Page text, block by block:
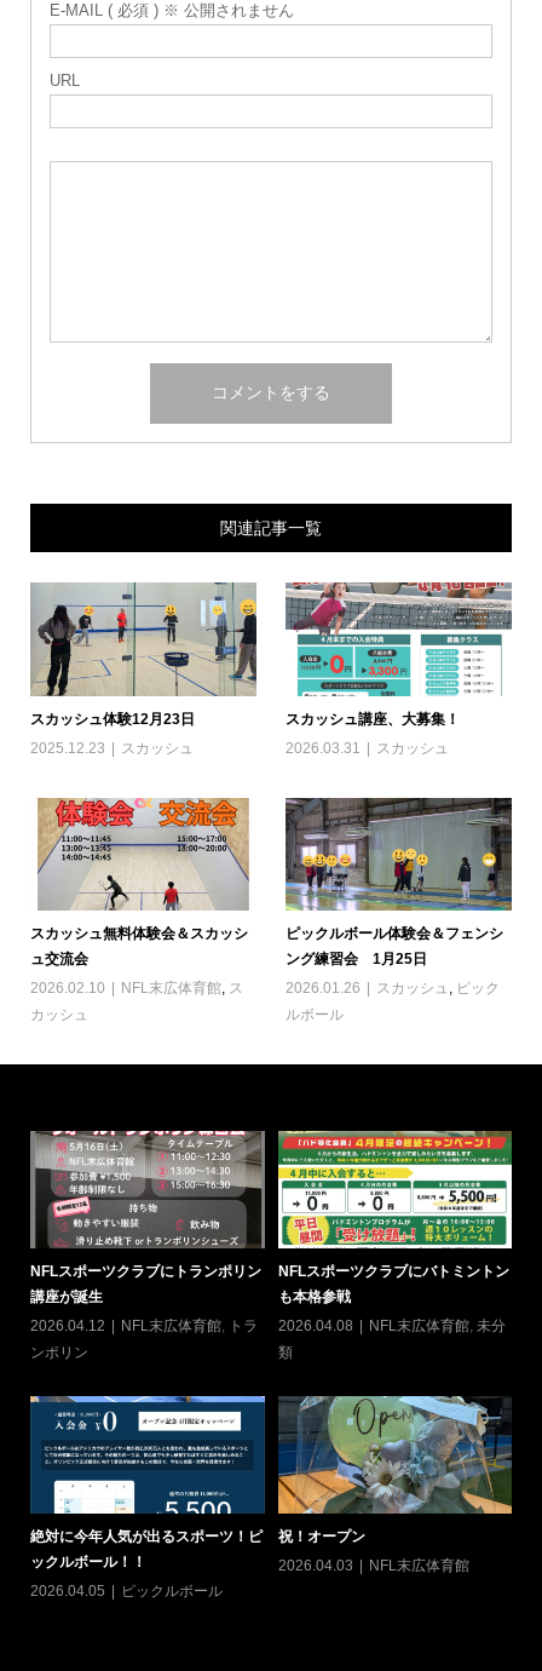
E-MAIL ( 必須 ) ※ 公開されません
URL
関連記事一覧
スカッシュ体験12月23日
2025.12.23
スカッシュ
スカッシュ講座、大募集！
2026.03.31
スカッシュ
スカッシュ無料体験会＆スカッシ
ュ交流会
2026.02.10
NFL末広体育館, ス
カッシュ
ピックルボール体験会＆フェンシ
ング練習会 1月25日
2026.01.26
スカッシュ , ピック
ルボール
NFLスポーツクラブにトランポリン
講座が誕生
2026.04.12
NFL末広体育館,
トラ
ンポリン
NFLスポーツクラブにバトミントン
も本格参戦
2026.04.08
NFL末広体育館, 未分
類
絶対に今年人気が出るスポーツ！ピ
ックルボール！！
2026.04.05
ピックルボール
祝！オープン
2026.04.03
NFL末広体育館